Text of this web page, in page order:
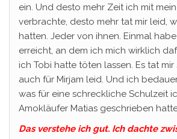
ein. Und desto mehr Zeit ich mit
verbrachte, desto mehr tat mir leid,
hatten. Jeder von ihnen. Einmal
erreicht, an dem ich mich wirklich
ich Tobi hatte töten lassen. Es tat
auch für Mirjam leid. Und ich
was für eine schreckliche Schulzeit
Amokläufer Matias geschrieben
Das verstehe ich gut. Ich dachte